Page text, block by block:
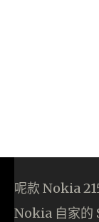
呢款 Nokia
Nokia 自家的